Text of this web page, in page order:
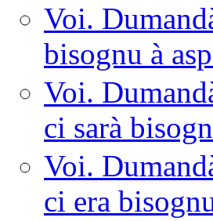
Voi.
bisognu à
Voi.
ci sarà
Voi.
ci era